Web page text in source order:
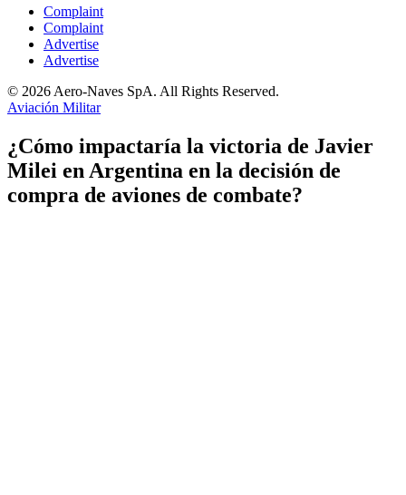
Complaint
Complaint
Advertise
Advertise
© 2026 Aero-Naves SpA. All Rights Reserved.
Aviación Militar
¿Cómo impactaría la victoria de Javier
Milei en Argentina en la decisión de
compra de aviones de combate?